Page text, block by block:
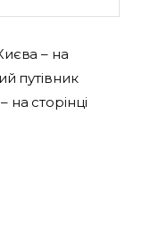
– на
путівник
сторінці